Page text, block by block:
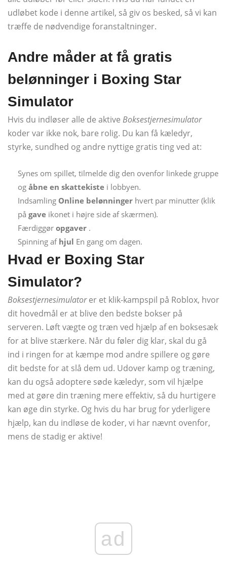
udløbet kode i denne artikel, så giv os besked, så vi kan
træffe de nødvendige foranstaltninger.
Andre måder at få gratis
belønninger i Boxing Star
Simulator
Hvis du indløser alle de aktive Boksestjernesimulator
koder var ikke nok, bare rolig. Du kan få kæledyr,
styrke, sundhed og andre nyttige gratis ting ved at:
Synes om spillet, tilmelde dig den ovenfor linkede gruppe
og åbne en skattekiste i lobbyen.
Indsamling Online belønninger hvert par minutter (klik
på gave ikonet i højre side af skærmen).
Færdiggør opgaver .
Spinning af hjul En gang om dagen.
Hvad er Boxing Star
Simulator?
Boksestjernesimulatorer et klik-kampspil på Roblox, hvor
dit hovedmål er at blive den bedste bokser på
serveren. Løft vægte og træn ved hjælp af en boksesæk
for at blive stærkere. Når du føler dig klar, skal du gå
ind i ringen for at kæmpe mod andre spillere og gøre
dit bedste for at slå dem ud. Udover kamp og træning,
kan du også adoptere søde kæledyr, som vil hjælpe
med at gøre din træning mere effektiv, så du hurtigere
kan øge din styrke. Og hvis du har brug for yderligere
hjælp, kan du indløse de koder, vi har nævnt ovenfor,
mens de stadig er aktive!
ad